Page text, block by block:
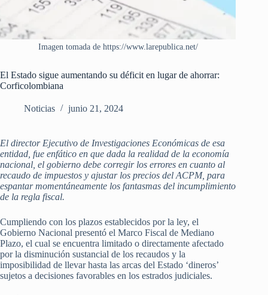
Imagen tomada de https://www.larepublica.net/
El Estado sigue aumentando su déficit en lugar de ahorrar:
Corficolombiana
Noticias junio 21, 2024
El director Ejecutivo de Investigaciones Económicas de esa
entidad, fue enfático en que dada la realidad de la economía
nacional, el gobierno debe corregir los errores en cuanto al
recaudo de impuestos y ajustar los precios del ACPM, para
espantar momentáneamente los fantasmas del incumplimiento
de la regla fiscal.
Cumpliendo con los plazos establecidos por la ley, el
Gobierno Nacional presentó el Marco Fiscal de Mediano
Plazo, el cual se encuentra limitado o directamente afectado
por la disminución sustancial de los recaudos y la
imposibilidad de llevar hasta las arcas del Estado ‘dineros’
sujetos a decisiones favorables en los estrados judiciales.